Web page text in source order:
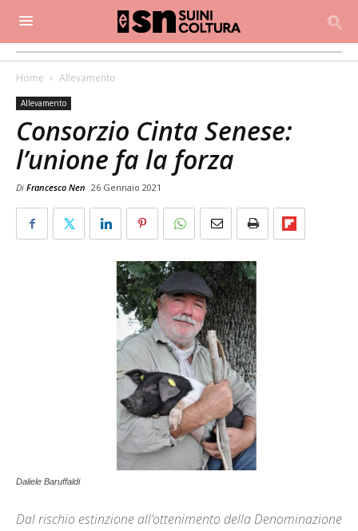
Home Allevamento
Allevamento
Consorzio Cinta Senese:
l’unione fa la forza
Di Francesco Nen 26 Gennaio 2021
Daliele Baruffaldi
Dal rischio estinzione all’ottenimento della Denominazione